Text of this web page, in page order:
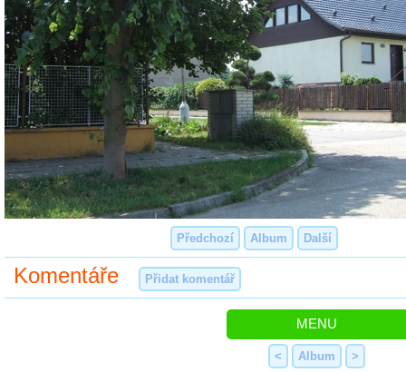
Předchozí Album Další
Komentáře Přidat komentář
MENU
< Album >